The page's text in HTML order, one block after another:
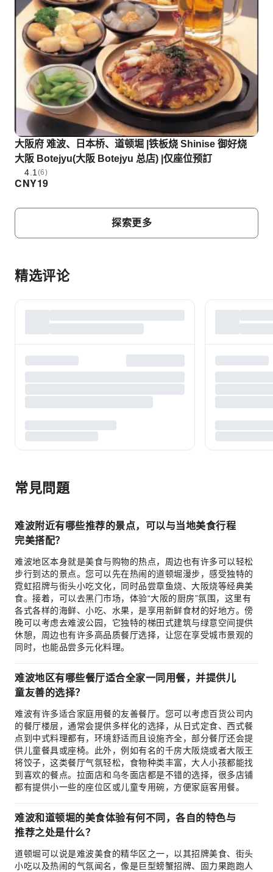
大阪府 难波、日本桥、道顿堀 |铁板烧 Shinise 御好烧
大阪 Botejyu(大阪 Botejyu 总店) |仅座位预訂
4.1 (6)
CNY19
探索更多
精选评论
常見問題
难波附近有哪些推荐的景点，可以与当地美食行程
完美搭配？
难波地区本身就是美食与购物的热点，周边也有许多可以轻松
步行到达的景点。您可以先在热闹的道顿堀漫步，感受独特的
霓虹招牌与街头小吃文化，同时品尝章鱼烧、大阪烧等经典美
食。接着，可以去黑门市场，体验“大阪的厨房”氛围，这里有
各式各样的海鲜、小吃、水果，是享用新鲜食材的好地方。傍
晚可以考虑去难波公园，它独特的梯田式建筑与绿意空间提供
休憩，周边也有许多高品质餐厅选择，让您在享受城市景观的
同时，也能品尝多元化料理。
难波地区有哪些餐厅适合全家一同用餐，并提供儿
童友善的选择？
难波有许多适合家庭用餐的友善餐厅。您可以考虑百货公司内
的餐厅楼层，通常会提供多样化的选择，从日式定食、西式餐
点到中式料理都有，环境舒适而且设施齐全，部分餐厅还会提
供儿童餐具或座椅。此外，例如有名的千房大阪烧或者大阪王
将饺子，这类餐厅气氛轻松，食物种类丰富，大人小孩都能找
到喜欢的餐点。拉面店和乌冬面店都是不错的选择，很多店铺
都有提供小一些的座位区或儿童专用碗，方便家庭客用餐。
难波和道顿堀的美食体验有何不同，各自的特色与
推荐之处是什么？
道顿堀可以说是难波美食的精华区之一，以其招牌美食、街头
小吃以及热闹的气氛闻名，像是巨型螃蟹招牌、固力果跑跑人